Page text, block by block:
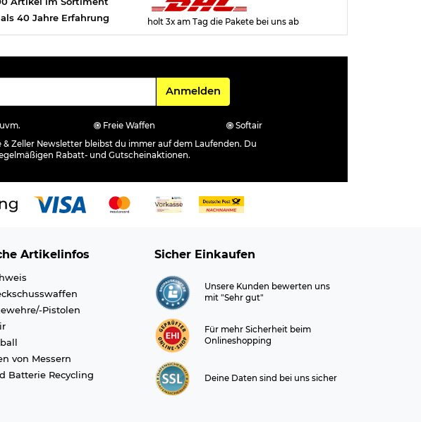
40 Jahre Erfahrung
holt 3x am Tag die Pakete bei uns ab
Für den Newsletter
Anmelden
Freie Waffen
Softair
Zeller Newsletter bleibst du immer auf dem Laufenden. Du
Rabatt- und Gutscheinaktionen.
Artikelinfos
Pistolen
von Messern
Batterie Recycling
Sicher Einkaufen
Unsere Kunden bewerten uns
mit "Sehr gut"
Für mehr Sicherheit beim
Onlineshopping
Deine Daten sind bei uns sicher